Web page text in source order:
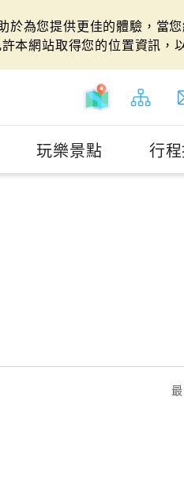
為您提供更佳的體驗，當
本網站取得您的位置資訊，
玩樂景點 行